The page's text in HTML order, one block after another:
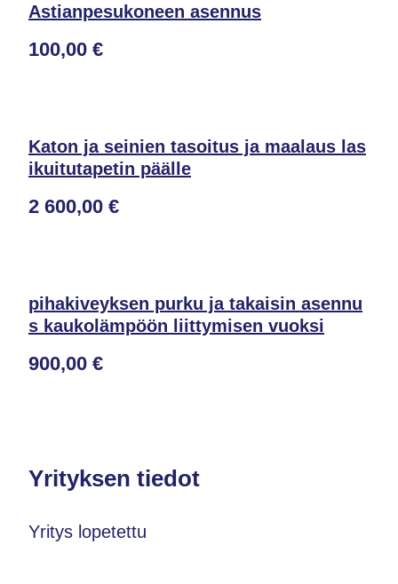
Astianpesukoneen asennus
100,00 €
Katon ja seinien tasoitus ja maalaus las
ikuitutapetin päälle
2 600,00 €
pihakiveyksen purku ja takaisin asennu
s kaukolämpöön liittymisen vuoksi
900,00 €
Yrityksen tiedot
Yritys lopetettu